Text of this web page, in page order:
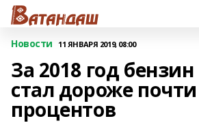
Новости 11 ЯНВАРЯ 2019, 08:00
За 2018 год
стал дороже
процентов